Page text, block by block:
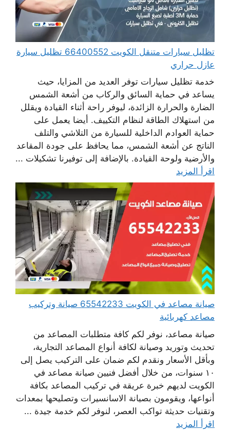
تظليل سيارات متنقل الكويت 66400552 تظليل سيارة
عازل حراري
خدمة تظليل سيارات توفر العديد من المزايا، حيث
يساعد في حماية السائق والركاب من أشعة الشمس
الضارة والحرارة الزائدة، ليوفر راحة أثناء القيادة ويقلل
من استهلاك الطاقة لنظام التكييف. أيضا يعمل على
حماية العوادم الداخلية للسيارة من التلاشي والتلف
الناتج عن أشعة الشمس، مما يحافظ على جودة المقاعد
والأرضية ولوحة القيادة. بالإضافة إلى توفيرنا تشكيلات ...
اقرأ المزيد
صيانة مصاعد في الكويت 65542233 صيانة وتركيب
مصاعد كهربائية
صيانة مصاعد، نوفر لكم كافة متطلبات المصاعد من
تحديث وتوريد وصيانة لكافة أنواع المصاعد التجارية،
وبأقل الأسعار ونقدم لكم ضمان على التركيب يصل إلى
١٠ سنوات، من خلال أفضل فنيين صيانة مصاعد في
الكويت لديهم خبرة عريقة في تركيب المصاعد بكافة
أنواعها، ويقومون بصيانة الاسانسيرات وتصليحها بمعدات
وتقنيات حديثة تواكب العصر، لنوفر لكم خدمة جيدة ...
اقرأ المزيد